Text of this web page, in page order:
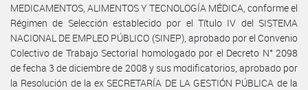
MEDICAMENTOS, ALIMENTOS Y TECNOLOGÍA MÉDICA, conforme el
Régimen de Selección establecido por el Título IV del SISTEMA
NACIONAL DE EMPLEO PÚBLICO (SINEP), aprobado por el Convenio
Colectivo de Trabajo Sectorial homologado por el Decreto N° 2098
de fecha 3 de diciembre de 2008 y sus modificatorios, aprobado por
la Resolución de la ex SECRETARÍA DE LA GESTIÓN PÚBLICA de la